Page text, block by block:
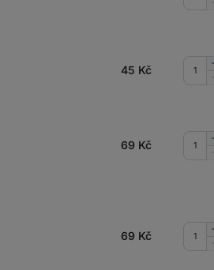
45 Kč
69 Kč
69 Kč